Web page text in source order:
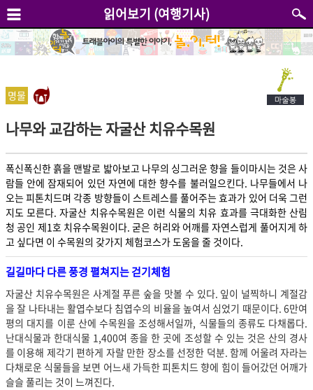
읽어보기 (여행기사)
명물
나무와 교감하는 자굴산 치유수목원
폭신폭신한 흙을 맨발로 밟아보고 나무의 싱그러운 향을 들이마시는 것은 사
람들 안에 잠재되어 있던 자연에 대한 향수를 불러일으킨다. 나무들에서 나
오는 피톤치드며 각종 방향들이 스트레스를 풀어주는 효과가 있어 더욱 그런
지도 모른다. 자굴산 치유수목원은 이런 식물의 치유 효과를 극대화한 산림
청 공인 제1호 치유수목원이다. 굳은 허리와 어깨를 자연스럽게 풀어지게 하
고 싶다면 이 수목원의 갖가지 체험코스가 도움을 줄 것이다.
길길마다 다른 풍경 펼쳐지는 걷기체험
자굴산 치유수목원은 사계절 푸른 숲을 맛볼 수 있다. 잎이 널찍하니 계절감
을 잘 나타내는 활엽수보다 침엽수의 비율을 높여서 심었기 때문이다. 6만여
평의 대지를 이룬 산에 수목원을 조성해서일까, 식물들의 종류도 다채롭다.
난대식물과 한대식물 1,400여 종을 한 곳에 조성할 수 있는 것은 산의 경사
를 이용해 제각기 편하게 자랄 만한 장소를 선정한 덕분. 함께 어울려 자라는
다채로운 식물들을 보면 어느새 가득한 피톤치드 향에 힘이 들어갔던 어깨가
슬슬 풀리는 것이 느껴진다.